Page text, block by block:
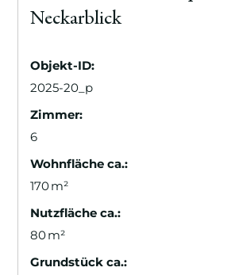
Neckarblick
Objekt-ID:
2025-20_p
Zimmer:
6
Wohnfläche ca.:
170 m²
Nutzfläche ca.:
80 m²
Grund­stück ca.: